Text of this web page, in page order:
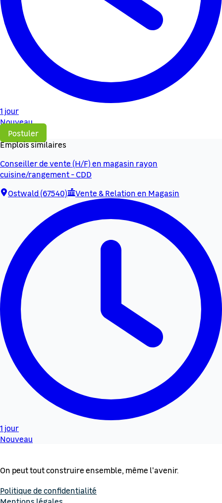
1 jour
Nouveau
Postuler
Emplois similaires
Conseiller de vente (H/F) en magasin rayon
cuisine/rangement - CDD
Ostwald (67540)
Vente & Relation en Magasin
1 jour
Nouveau
On peut tout construire ensemble, même l'avenir.
Politique de confidentialité